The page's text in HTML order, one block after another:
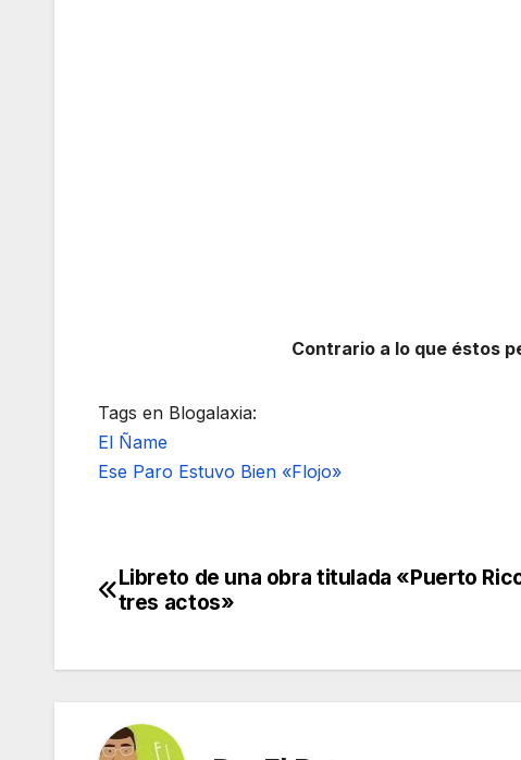
Contrario a lo que éstos
Tags en Blogalaxia:
El Ñame
Ese Paro Estuvo Bien «Flojo»
Navegación
entradas
Libreto de una obra titulada «Puerto
tres actos»